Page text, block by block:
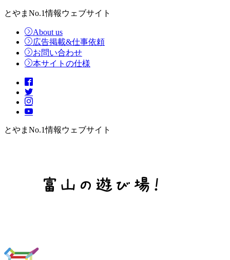
とやまNo.1情報ウェブサイト
About us
広告掲載&仕事依頼
お問い合わせ
本サイトの仕様
とやまNo.1情報ウェブサイト